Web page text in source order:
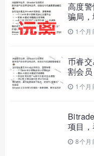
高度
骗局
1个月
币睿
割会
1个月
项目
8个月